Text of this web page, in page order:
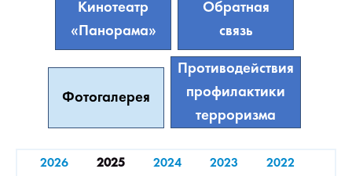
Кинотеатр
«Панорама»
Обратная
связь
Фотогалерея
Противодействия
профилактики
терроризма
2026 2025 2024 2023
2022